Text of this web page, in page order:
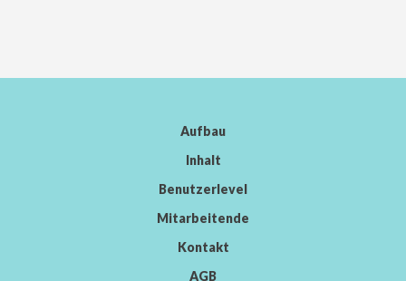
Aufbau
Inhalt
Benutzerlevel
Mitarbeitende
Kontakt
AGB